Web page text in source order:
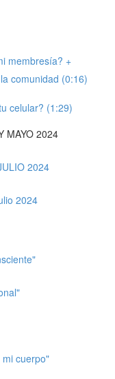
membresía? +
comunidad (0:16)
celular? (1:29)
MAYO 2024
2024
2024
cuerpo"